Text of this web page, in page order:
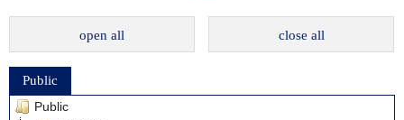
open all close all
Public
Public